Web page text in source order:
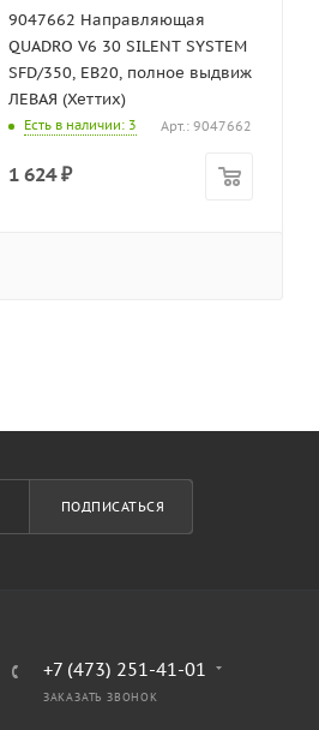
9047662 Направляющая
QUADRO V6 30 SILENT SYSTEM
SFD/350, EB20, полное выдвиж
ЛЕВАЯ (Хеттих)
Есть в наличии: 3 Арт.: 9047662
1 624₽
ПОДПИСАТЬСЯ
+7 (473) 251-41-01
ЗАКАЗАТЬ ЗВОНОК